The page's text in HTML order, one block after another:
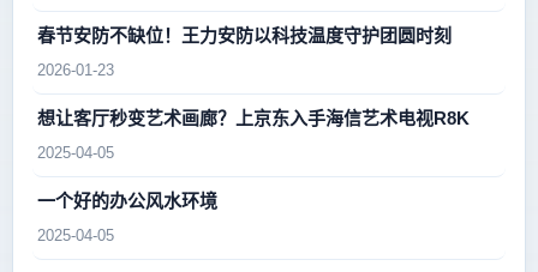
春节安防不缺位！王力安防以科技温度守护团圆时刻
2026-01-23
想让客厅秒变艺术画廊？上京东入手海信艺术电视R8K
2025-04-05
一个好的办公风水环境
2025-04-05